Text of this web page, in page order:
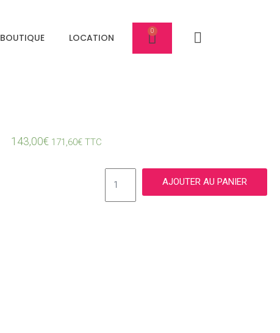
BOUTIQUE LOCATION
143,00€ 171,60€TTC
AJOUTER AU PANIER